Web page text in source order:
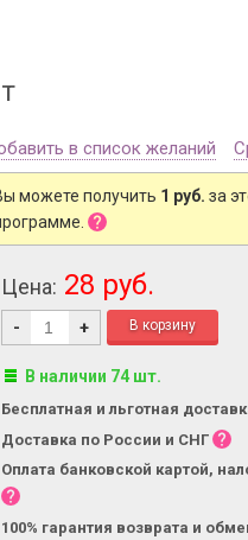
в список желаний
можете получить 1 руб. за
Цена: 28 руб.
- +
В наличии 74 шт.
Бесплатная и льготная
Доставка по России и СНГ
Оплата банковской картой,
100% гарантия возврата и